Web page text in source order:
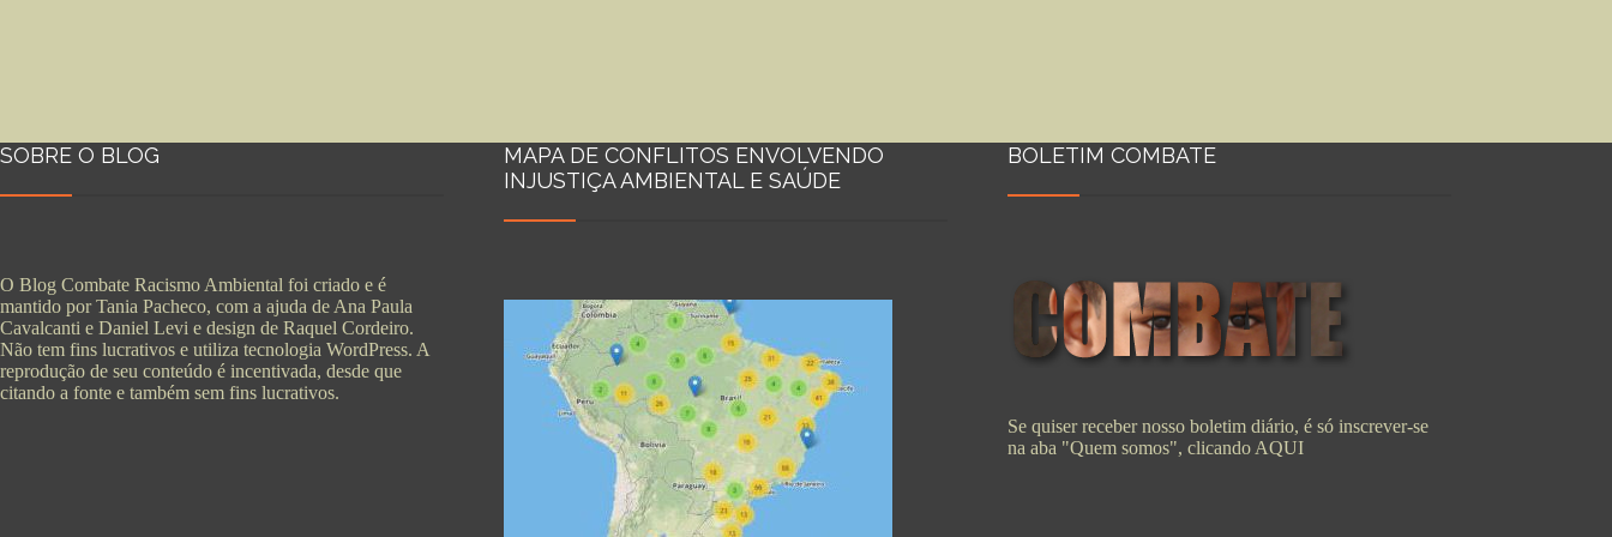
SOBRE O BLOG
O Blog Combate Racismo Ambiental foi criado e é
mantido por Tania Pacheco, com a ajuda de Ana Paula
Cavalcanti e Daniel Levi e design de Raquel Cordeiro.
Não tem fins lucrativos e utiliza tecnologia WordPress. A
reprodução de seu conteúdo é incentivada, desde que
citando a fonte e também sem fins lucrativos.
MAPA DE CONFLITOS ENVOLVENDO
INJUSTIÇA AMBIENTAL E SAÚDE
BOLETIM COMBATE
Se quiser receber nosso boletim diário, é só inscrever-se
na aba "Quem somos", clicando AQUI